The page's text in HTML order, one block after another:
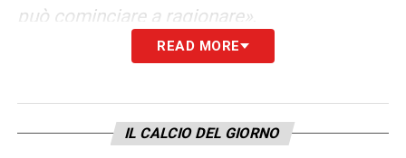
può cominciare a ragionare».
«Sostengo da sempre che un
Mi auguro che Zaniolo sia affidabile. Le
qualità tecniche le ha, ma si sa che per
READ MORE
IL CALCIO DEL GIORNO